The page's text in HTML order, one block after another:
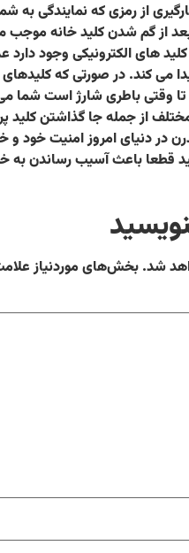
از رمزی که نمایندگی به
از گم شدن کلید خانه موجب
های الکترونیکی وجود
می کند. در صورتی که
وقتی باطری شارژ است شما می
از جمله جا گذاشتن کلید
در دنیای امروز امنیت خود و
قطعا باعث آسیب رساندن به
شد. بخش‌های موردنیاز